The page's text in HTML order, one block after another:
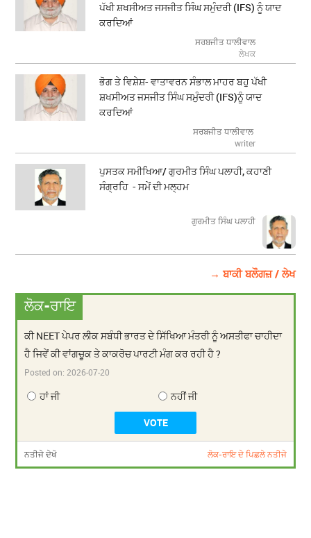
ਪੱਖੀ ਸ਼ਖਸੀਅਤ ਜਸਜੀਤ ਸਿੰਘ ਸਮੁੰਦਰੀ (IFS) ਨੂੰ ਯਾਦ
ਕਰਦਿਆਂ
ਸਰਬਜੀਤ ਧਾਲੀਵਾਲ
ਲੇਖਕ
ਭੋਗ ਤੇ ਵਿਸ਼ੇਸ਼- ਵਾਤਾਵਰਨ ਸੰਭਾਲ ਮਾਹਰ ਬਹੁ ਪੱਖੀ
ਸ਼ਖਸੀਅਤ ਜਸਜੀਤ ਸਿੰਘ ਸਮੁੰਦਰੀ (IFS)ਨੂੰ ਯਾਦ
ਕਰਦਿਆਂ
ਸਰਬਜੀਤ ਧਾਲੀਵਾਲ
writer
ਪੁਸਤਕ ਸਮੀਖਿਆ/ ਗੁਰਮੀਤ ਸਿੰਘ ਪਲਾਹੀ, ਕਹਾਣੀ
ਸੰਗ੍ਰਹਿ - ਸਮੇਂ ਦੀ ਮਲ੍ਹਮ
ਗੁਰਮੀਤ ਸਿੰਘ ਪਲਾਹੀ
→ ਬਾਕੀ ਬਲੌਗਜ਼ / ਲੇਖ
ਲੋਕ-ਰਾਇ
ਕੀ NEET ਪੇਪਰ ਲੀਕ ਸਬੰਧੀ ਭਾਰਤ ਦੇ ਸਿੱਖਿਆ ਮੰਤਰੀ ਨੂੰ ਅਸਤੀਫਾ ਚਾਹੀਦਾ
ਹੈ ਜਿਵੇਂ ਕੀ ਵਾਂਗਚੂਕ ਤੇ ਕਾਕਰੋਚ ਪਾਰਟੀ ਮੰਗ ਕਰ ਰਹੀ ਹੈ ?
Posted on:2026-07-20
ਹਾਂ ਜੀ ਨਹੀਂ ਜੀ
ਨਤੀਜੇ ਦੇਖੋ ਲੋਕ-ਰਾਇ ਦੇ ਪਿਛਲੇ ਨਤੀਜੇ